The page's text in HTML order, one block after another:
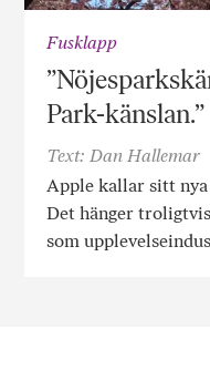
Fusklapp
Park-känslan.”
Text: Dan Hallemar
Apple kallar sitt
Det hänger
som